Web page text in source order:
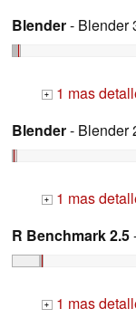
Blender- Blender
+ 1 mas
Blender- Blender
+ 1 mas
R Benchmark 2.5
+ 1 mas